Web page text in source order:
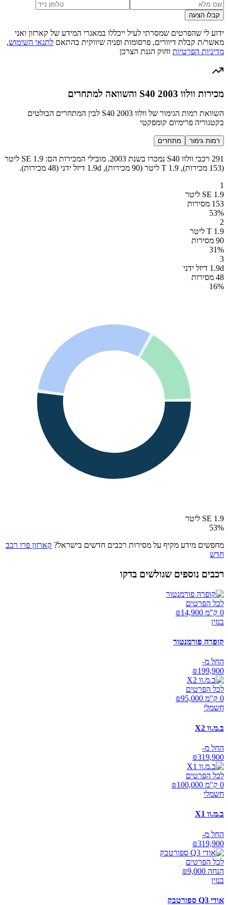
קבלו הצעה
ידוע לי שהפרטים שמסרתי לעיל ייכללו במאגרי המידע של קארזון ואני
מאשר/ת קבלת דיוורים, פרסומות ופניה שיווקית בהתאם לתנאי השימוש,
מדיניות הפרטיות וחוק הגנת הצרכן
מכירות וולוו S40 2003 והשוואה למתחרים
השוואת רמות הגימור של וולוו S40 2003 לבין המתחרים הבולטים
בקטגוריה פרימיום קומפקטי
רמות גימור מתחרים
291 רכבי וולוו S40 נמכרו בשנת 2003. מובילי המכירות הם: SE 1.9 ליטר
(153 מכירות), T 1.9 ליטר (90 מכירות), 1.9d דיזל ידני (48 מכירות).
1
SE 1.9 ליטר
153 מסירות
53%
2
T 1.9 ליטר
90 מסירות
31%
3
1.9d דיזל ידני
48 מסירות
16%
SE 1.9 ליטר
53%
מחפשים מידע מקיף על מסירות רכבים חדשים בישראל? קארזון פרו רכב
חדש
רכבים נוספים שגולשים בדקו
לכל הפרטים
0 ק"מ ₪
14,900
בנזין
קופרה פורמנטור
החל מ-
₪199,900
לכל הפרטים
0 ק"מ ₪
95,000
חשמלי
ב.מ.וו X2
החל מ-
₪319,900
לכל הפרטים
0 ק"מ ₪
100,000
חשמלי
ב.מ.וו X1
החל מ-
₪319,900
לכל הפרטים
הנחה ₪ 9,000
בנזין
אודי Q3 ספורטבק